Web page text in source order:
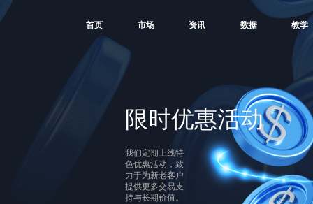
首页 市场 资讯 数据 教学
限时优惠活动
我们定期上线特
色优惠活动，致
力于为新老客户
提供更多交易支
持与长期价值。